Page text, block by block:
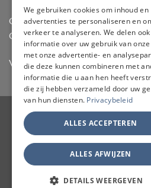
Officiële dealer van Gozney en Big
Officiële advisor en verdeler van
Vertrouwd door hobbykoks, chefs
IDeal Invoice
JAPANSE MESSEN
TAFELMESSEN & SCHOOLSETS
We gebruiken cookies om inhoud en
advertenties te personaliseren en
verkeer te analyseren. We delen ook
informatie over uw gebruik van
met onze advertentie- en
die deze kunnen combineren met
informatie die u aan hen heeft
die zij hebben verzameld door uw
van hun diensten. Privacybeleid
ALLES ACCEPTEREN
ALLES AFWIJZEN
DETAILS WEERGEVEN